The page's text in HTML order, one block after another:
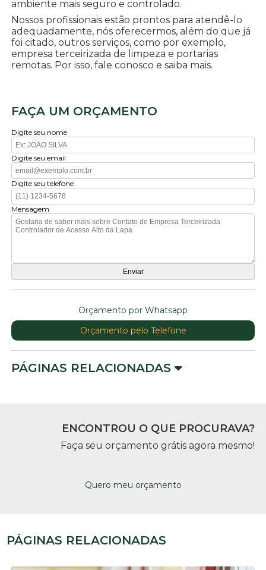
ambiente mais seguro e controlado.
Nossos profissionais estão prontos para atendê-lo
adequadamente, nós oferecermos, além do que já
foi citado, outros serviços, como por exemplo,
empresa terceirizada de limpeza e portarias
remotas. Por isso, fale conosco e saiba mais.
FAÇA UM ORÇAMENTO
Digite seu nome
Digite seu email
Digite seu telefone
Mensagem
Orçamento por Whatsapp
Orçamento pelo Telefone
PÁGINAS RELACIONADAS
ENCONTROU O QUE PROCURAVA?
Faça seu orçamento grátis agora mesmo!
Quero meu orçamento
PÁGINAS RELACIONADAS